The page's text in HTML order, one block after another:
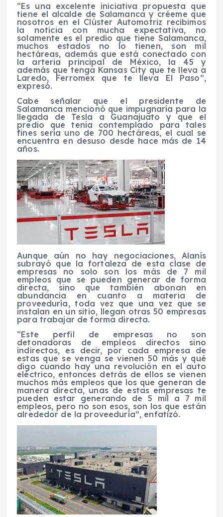
“Es una excelente iniciativa propuesta que
tiene el alcalde de Salamanca y créeme que
nosotros en el Clúster Automotriz recibimos
la noticia con mucha expectativa, no
solamente es el predio que tiene Salamanca,
muchos estados no lo tienen, son mil
hectáreas, además que está conectado con
la arteria principal de México, la 45 y
además que tenga Kansas City que te lleva a
Laredo, Ferromex que te lleva El Paso”,
expresó.
Cabe señalar que el presidente de
Salamanca mencionó que impugnaría para la
llegada de Tesla a Guanajuato y que el
predio que tenía contemplado para tales
fines sería uno de 700 hectáreas, el cual se
encuentra en desuso desde hace más de 14
años.
Aunque aún no hay negociaciones, Alanís
subrayó que la fortaleza de esta clase de
empresas no solo son los más de 7 mil
empleos que se pueden generar de forma
directa, sino que también abonan en
abundancia en cuanto a materia de
proveeduría, toda vez que una vez que se
instalan en un sitio, llegan otras 50 empresas
para trabajar de forma directa.
“Este perfil de empresas no son
detonadoras de empleos directos sino
indirectos, es decir, por cada empresa de
estas que se venga se vienen 50 más y qué
digo cuando hay una revolución en el auto
eléctrico, entonces detrás de ellos se vienen
muchos más empleos que los que generan de
manera directa, unas de estas empresas te
pueden estar generando de 5 mil a 7 mil
empleos, pero no son esos, son los que están
alrededor de la proveeduría”, enfatizó.